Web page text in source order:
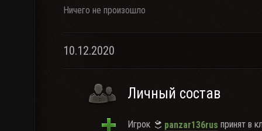
Ничего не произошло
10.12.2020
Личный состав
Игрок panzar136rus принят в